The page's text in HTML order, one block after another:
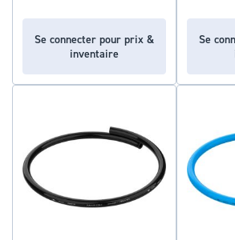
Se connecter pour prix &
inventaire
Se